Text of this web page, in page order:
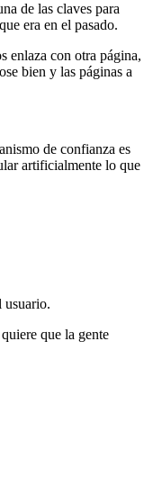
de las claves para
era en el pasado.
enlaza con otra página,
bien y las páginas a
de confianza es
artificialmente lo que
usuario.
que la gente